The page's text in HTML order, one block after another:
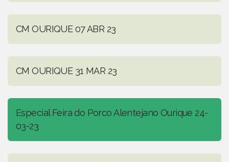
CM OURIQUE 07 ABR 23
CM OURIQUE 31 MAR 23
Especial Feira do Porco Alentejano Ourique 24-
03-23